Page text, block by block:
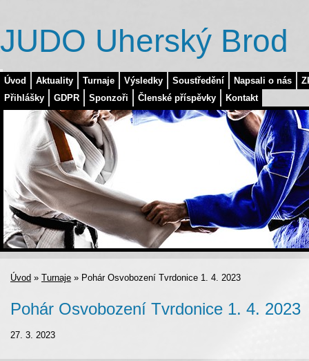
Úvod Aktuality Turnaje Výsledky Soustředění Napsali o nás
Přihlášky
GDPR Sponzoři Členské příspěvky Kontakt
JUDO Uherský Brod
Úvod » Turnaje » Pohár Osvobození Tvrdonice 1. 4. 2023
Pohár Osvobození Tvrdonice 1. 4. 2023
27. 3. 2023